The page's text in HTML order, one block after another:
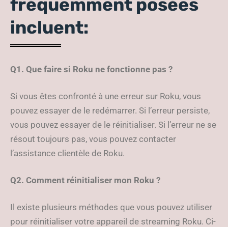
fréquemment posées
incluent:
Q1. Que faire si Roku ne fonctionne pas ?
Si vous êtes confronté à une erreur sur Roku, vous
pouvez essayer de le redémarrer. Si l’erreur persiste,
vous pouvez essayer de le réinitialiser. Si l’erreur ne se
résout toujours pas, vous pouvez contacter
l’assistance clientèle de Roku.
Q2. Comment réinitialiser mon Roku ?
Il existe plusieurs méthodes que vous pouvez utiliser
pour réinitialiser votre appareil de streaming Roku. Ci-